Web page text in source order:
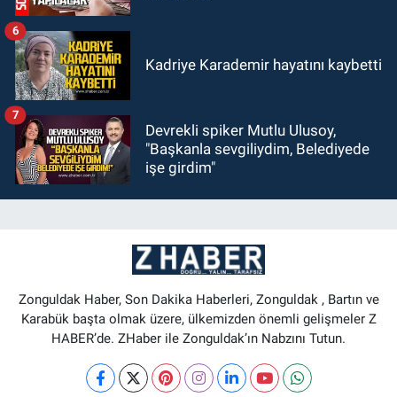
Kadriye Karademir hayatını kaybetti
6
Devrekli spiker Mutlu Ulusoy,
"Başkanla sevgiliydim, Belediyede
işe girdim"
7
Zonguldak Haber, Son Dakika Haberleri, Zonguldak , Bartın ve
Karabük başta olmak üzere, ülkemizden önemli gelişmeler Z
HABER’de. ZHaber ile Zonguldak’ın Nabzını Tutun.